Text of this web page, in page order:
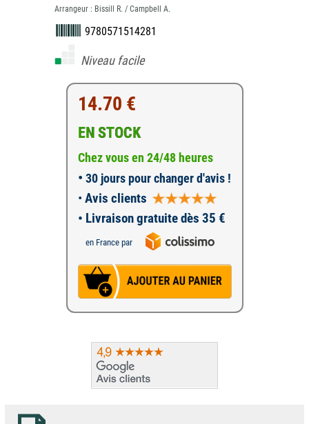
Arrangeur : Bissill R. / Campbell A.
9780571514281
Niveau facile
14.70 €
EN STOCK
Chez vous en 24/48 heures
• 30 jours pour changer d'avis !
• Avis clients
• Livraison gratuite dès 35 €
en France par